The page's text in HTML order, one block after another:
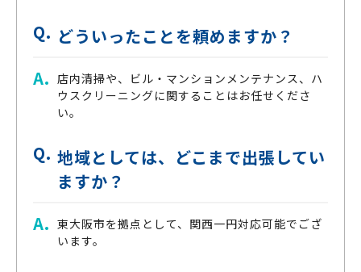
どういったことを頼めますか？
店内清掃や、ビル・マンションメンテナンス、ハ
ウスクリーニングに関することはお任せくださ
い。
地域としては、どこまで出張してい
ますか？
東大阪市を拠点として、関西一円対応可能でござ
います。